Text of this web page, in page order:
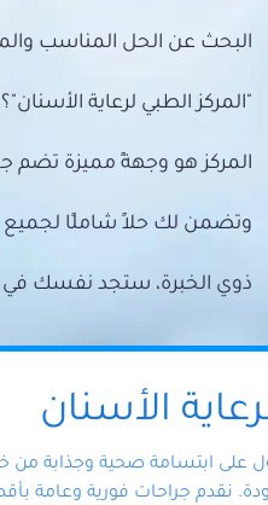
البحث عن الحل المناسب
"المركز الطبي لرعاية الأسنان"؟
المركز هو وجهةً مميزة تضم
وتضمن لك حلاً شاملًا
ذوي الخبرة، ستجد نفسك في
الأسنان
على ابتسامة صحية وجذابة
نقدم جراحات فورية وعامة